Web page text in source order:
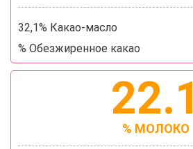
32,1% Какао-масло
% Обезжиренное какао
22.1
% МОЛОКО